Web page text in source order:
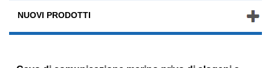
NUOVI PRODOTTI